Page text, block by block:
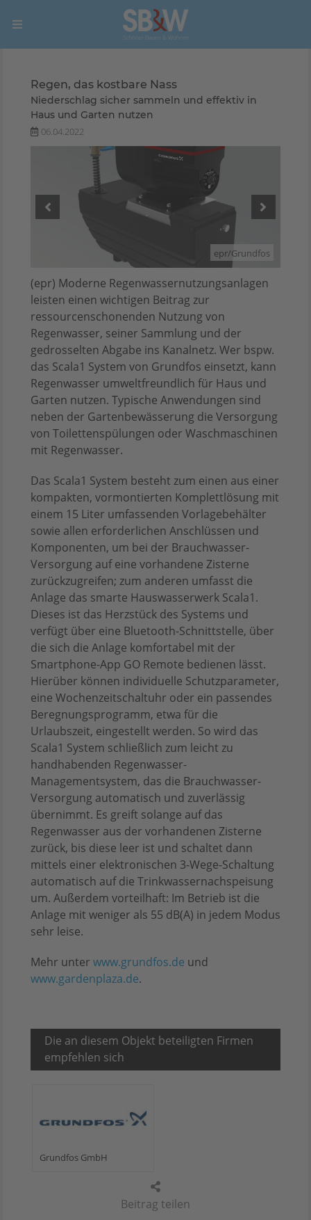
Regen, das kostbare Nass
Niederschlag sicher sammeln und effektiv in
Haus und Garten nutzen
06.04.2022
epr/Grundfos
Beitrag teilen
(epr) Moderne Regenwassernutzungsanlagen
leisten einen wichtigen Beitrag zur
ressourcenschonenden Nutzung von
Regenwasser, seiner Sammlung und der
gedrosselten Abgabe ins Kanalnetz. Wer bspw.
das Scala1 System von Grundfos einsetzt, kann
Regenwasser umweltfreundlich für Haus und
Garten nutzen. Typische Anwendungen sind
neben der Gartenbewässerung die Versorgung
von Toilettenspülungen oder Waschmaschinen
mit Regenwasser.
Das Scala1 System besteht zum einen aus einer
kompakten, vormontierten Komplettlösung mit
einem 15 Liter umfassenden Vorlagebehälter
sowie allen erforderlichen Anschlüssen und
Komponenten, um bei der Brauchwasser-
Versorgung auf eine vorhandene Zisterne
zurückzugreifen; zum anderen umfasst die
Anlage das smarte Hauswasserwerk Scala1.
Dieses ist das Herzstück des Systems und
verfügt über eine Bluetooth-Schnittstelle, über
die sich die Anlage komfortabel mit der
Smartphone-App GO Remote bedienen lässt.
Hierüber können individuelle Schutzparameter,
eine Wochenzeitschaltuhr oder ein passendes
Beregnungsprogramm, etwa für die
Urlaubszeit, eingestellt werden. So wird das
Scala1 System schließlich zum leicht zu
handhabenden Regenwasser-
Managementsystem, das die Brauchwasser-
Versorgung automatisch und zuverlässig
übernimmt. Es greift solange auf das
Regenwasser aus der vorhandenen Zisterne
zurück, bis diese leer ist und schaltet dann
mittels einer elektronischen 3-Wege-Schaltung
automatisch auf die Trinkwassernachspeisung
um. Außerdem vorteilhaft: Im Betrieb ist die
Anlage mit weniger als 55 dB(A) in jedem Modus
sehr leise.
Mehr unter www.grundfos.de und
www.gardenplaza.de.
Die an diesem Objekt beteiligten Firmen
empfehlen sich
Grundfos GmbH